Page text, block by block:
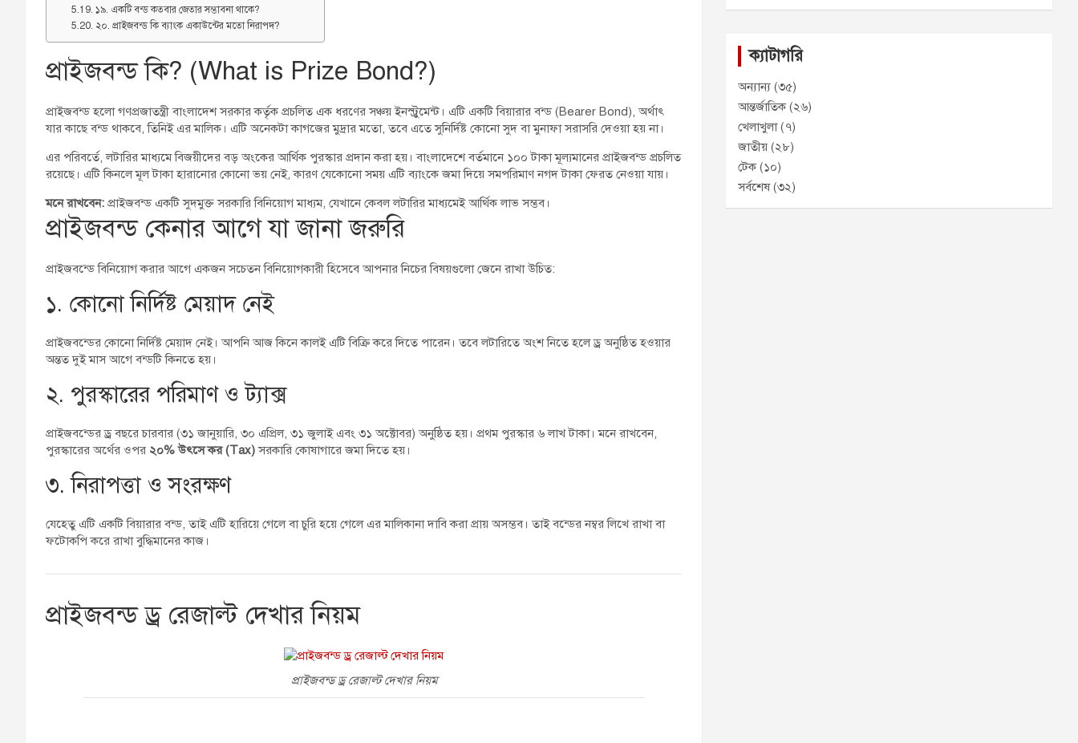
১৯. একটি বন্ড কতবার জেতার সম্ভাবনা থাকে?
২০. প্রাইজবন্ড কি ব্যাংক একাউন্টের মতো নিরাপদ?
প্রাইজবন্ড কি? (What is Prize Bond?)
প্রাইজবন্ড হলো গণপ্রজাতন্ত্রী বাংলাদেশ সরকার কর্তৃক প্রচলিত এক ধরণের সঞ্চয় ইনস্ট্রুমেন্ট। এটি একটি বিয়ারার বন্ড (Bearer Bond), অর্থাৎ
যার কাছে বন্ড থাকবে, তিনিই এর মালিক। এটি অনেকটা কাগজের মুদ্রার মতো, তবে এতে সুনির্দিষ্ট কোনো সুদ বা মুনাফা সরাসরি দেওয়া হয় না।
এর পরিবর্তে, লটারির মাধ্যমে বিজয়ীদের বড় অংকের আর্থিক পুরস্কার প্রদান করা হয়। বাংলাদেশে বর্তমানে ১০০ টাকা মূল্যমানের প্রাইজবন্ড প্রচলিত
রয়েছে। এটি কিনলে মূল টাকা হারানোর কোনো ভয় নেই, কারণ যেকোনো সময় এটি ব্যাংকে জমা দিয়ে সমপরিমাণ নগদ টাকা ফেরত নেওয়া যায়।
মনে রাখবেন: প্রাইজবন্ড একটি সুদমুক্ত সরকারি বিনিয়োগ মাধ্যম, যেখানে কেবল লটারির মাধ্যমেই আর্থিক লাভ সম্ভব।
প্রাইজবন্ড কেনার আগে যা জানা জরুরি
প্রাইজবন্ডে বিনিয়োগ করার আগে একজন সচেতন বিনিয়োগকারী হিসেবে আপনার নিচের বিষয়গুলো জেনে রাখা উচিত:
১. কোনো নির্দিষ্ট মেয়াদ নেই
প্রাইজবন্ডের কোনো নির্দিষ্ট মেয়াদ নেই। আপনি আজ কিনে কালই এটি বিক্রি করে দিতে পারেন। তবে লটারিতে অংশ নিতে হলে ড্র অনুষ্ঠিত হওয়ার
অন্তত দুই মাস আগে বন্ডটি কিনতে হয়।
২. পুরস্কারের পরিমাণ ও ট্যাক্স
প্রাইজবন্ডের ড্র বছরে চারবার (৩১ জানুয়ারি, ৩০ এপ্রিল, ৩১ জুলাই এবং ৩১ অক্টোবর) অনুষ্ঠিত হয়। প্রথম পুরস্কার ৬ লাখ টাকা। মনে রাখবেন,
পুরস্কারের অর্থের ওপর ২০% উৎসে কর (Tax)সরকারি কোষাগারে জমা দিতে হয়।
৩. নিরাপত্তা ও সংরক্ষণ
যেহেতু এটি একটি বিয়ারার বন্ড, তাই এটি হারিয়ে গেলে বা চুরি হয়ে গেলে এর মালিকানা দাবি করা প্রায় অসম্ভব। তাই বন্ডের নম্বর লিখে রাখা বা
ফটোকপি করে রাখা বুদ্ধিমানের কাজ।
প্রাইজবন্ড ড্র রেজাল্ট দেখার নিয়ম
প্রাইজবন্ড ড্র রেজাল্ট দেখার নিয়ম
ক্যাটাগরি
অন্যান্য (৩৫)
আন্তর্জাতিক(২৬)
খেলাখুলা(৭)
জাতীয় (২৮)
টেক(১০)
সর্বশেষ(৩২)